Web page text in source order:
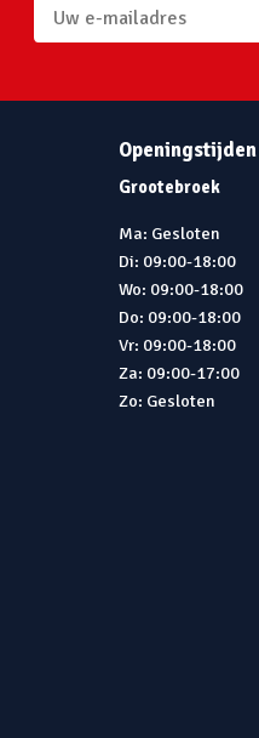
Openingstijden
Grootebroek
Ma: Gesloten
Di: 09:00-18:00
Wo: 09:00-18:00
Do: 09:00-18:00
Vr: 09:00-18:00
Za: 09:00-17:00
Zo: Gesloten